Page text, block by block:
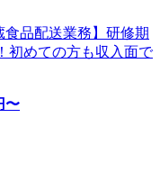
食品配送業務】研修期
初めての方も収入面で
〜